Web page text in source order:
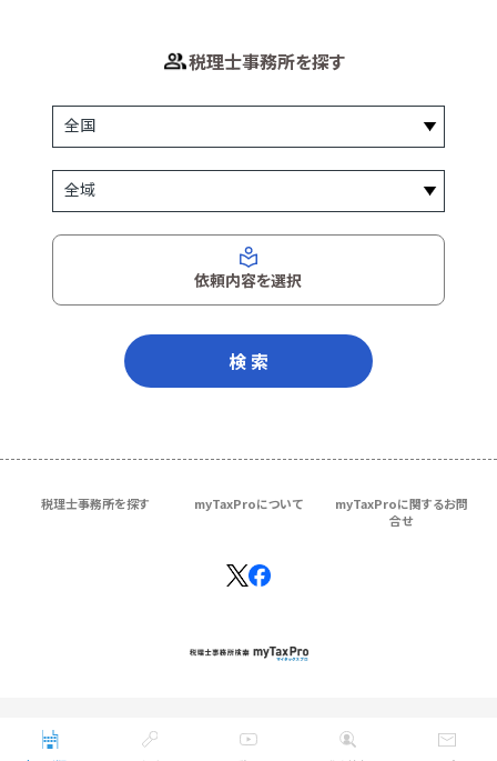
税理士事務所を探す
依頼内容を選択
検 索
税理士事務所を探す myTaxProについて
myTaxProに関するお問
合せ
Copyright © ＴＫＣ Corporation